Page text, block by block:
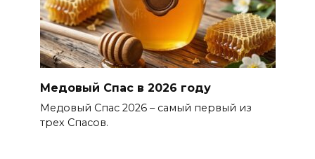
Медовый Спас в 2026 году
Медовый Спас 2026 – самый первый из
трех Спасов.